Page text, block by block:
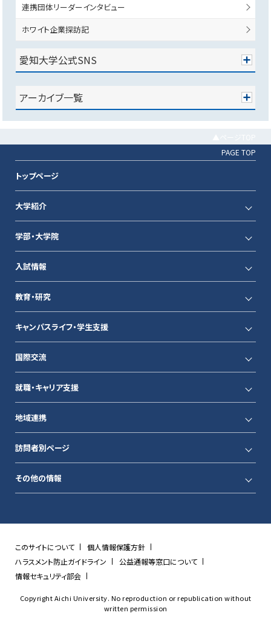
連携団体リーダーインタビュー
ホワイト企業探訪記
愛知大学公式SNS
アーカイブ一覧
PAGE TOP
トップページ
大学紹介
学部・大学院
入試情報
教育・研究
キャンパスライフ・学生支援
国際交流
就職・キャリア支援
地域連携
訪問者別ページ
その他の情報
このサイトについて
個人情報保護方針
ハラスメント防止ガイドライン
公益通報等窓口について
情報セキュリティ部会
Copyright Aichi University. No reproduction or republication without
written permission